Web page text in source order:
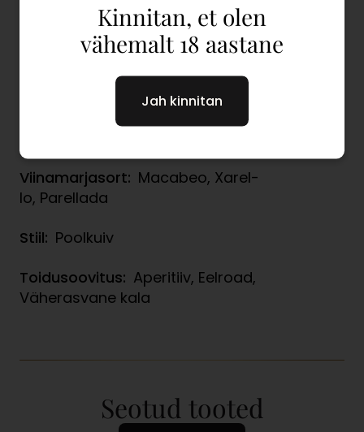
Hispaania
Cava
Marques de la Concordia
Viinamarjasort: Macabeo, Xarel-
lo, Parellada
Stiil: Poolkuiv
Toidusoovitus: Aperitiiv, Eelroad,
Väherasvane kala
Seotud tooted
Kinnitan, et olen
vähemalt 18 aastane
Jah kinnitan